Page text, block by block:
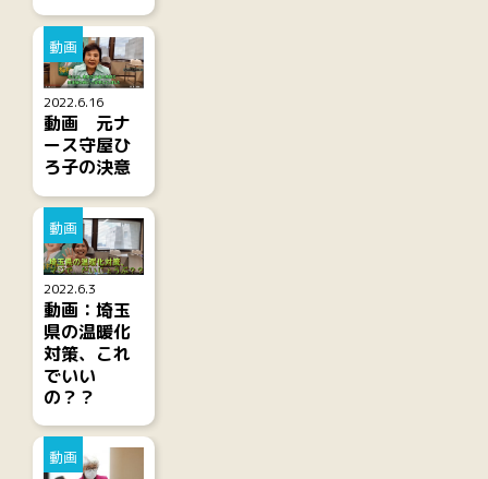
2022.6.16
動画
動画 元ナ
ース守屋ひ
ろ子の決意
2022.6.3
動画
動画：埼玉
県の温暖化
対策、これ
でいい
の？？
動画